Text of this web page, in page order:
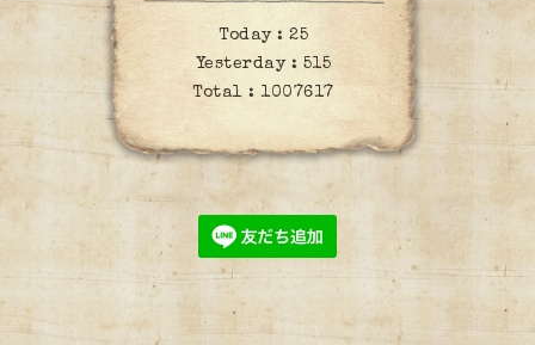
Today : 25
Yesterday : 515
Total :1007617